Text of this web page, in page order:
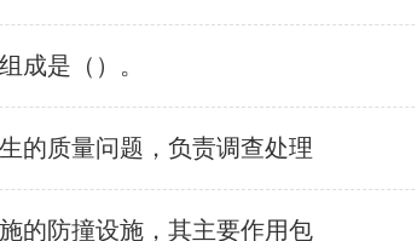
成是（）。
的质量问题，负责调查处理
的防撞设施，其主要作用包